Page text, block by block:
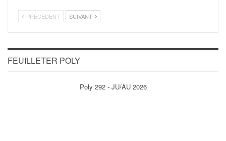
PRÉCÉDENT SUIVANT
FEUILLETER POLY
Poly 292 - JU/AU 2026